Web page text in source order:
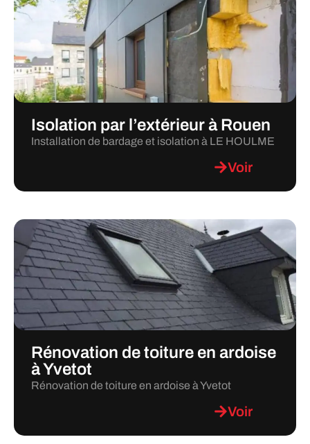
Isolation par l’extérieur à Rouen
Installation de bardage et isolation à LE HOULME
Voir
Rénovation de toiture en ardoise
à Yvetot
Rénovation de toiture en ardoise à Yvetot
Voir